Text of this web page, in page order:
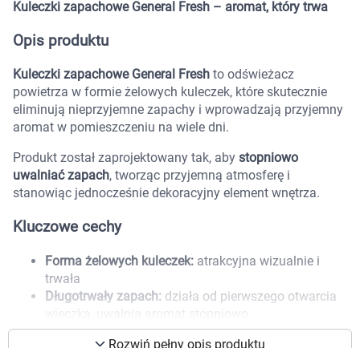
Korzystamy z plików cookies w celu
preferencji. Więcej informacji znajdziesz w
Marki
Kuleczki zapachowe General Fresh – aromat, który trwa
Opis produktu
Kuleczki zapachowe General Fresh to odświeżacz
powietrza w formie żelowych kuleczek, które skutecznie
eliminują nieprzyjemne zapachy i wprowadzają przyjemny
aromat w pomieszczeniu na wiele dni.
Produkt został zaprojektowany tak, aby stopniowo
uwalniać zapach, tworząc przyjemną atmosferę i
stanowiąc jednocześnie dekoracyjny element wnętrza.
Kluczowe cechy
Forma żelowych kuleczek: atrakcyjna wizualnie i
trwała
Długotrwały zapach: działa od pierwszego otwarcia
Uniwersalne zastosowanie:idealne do biur, mieszkań
Rozwiń pełny opis produktu